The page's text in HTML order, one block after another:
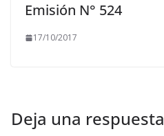
Emisión N° 524
17/10/2017
Deja una respuesta